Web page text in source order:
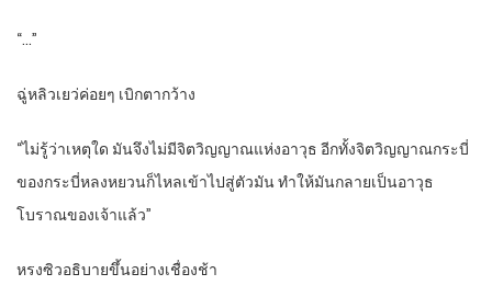
“…”
ฉู่หลิวเยว่ค่อยๆ เบิกตากว้าง
“ไม่รู้ว่าเหตุใด มันจึงไม่มีจิตวิญญาณแห่งอาวุธ อีกทั้งจิตวิญญาณกระบี่
ของกระบี่หลงหยวนก็ไหลเข้าไปสู่ตัวมัน ทำให้มันกลายเป็นอาวุธ
โบราณของเจ้าแล้ว”
หรงซิวอธิบายขึ้นอย่างเชื่องช้า